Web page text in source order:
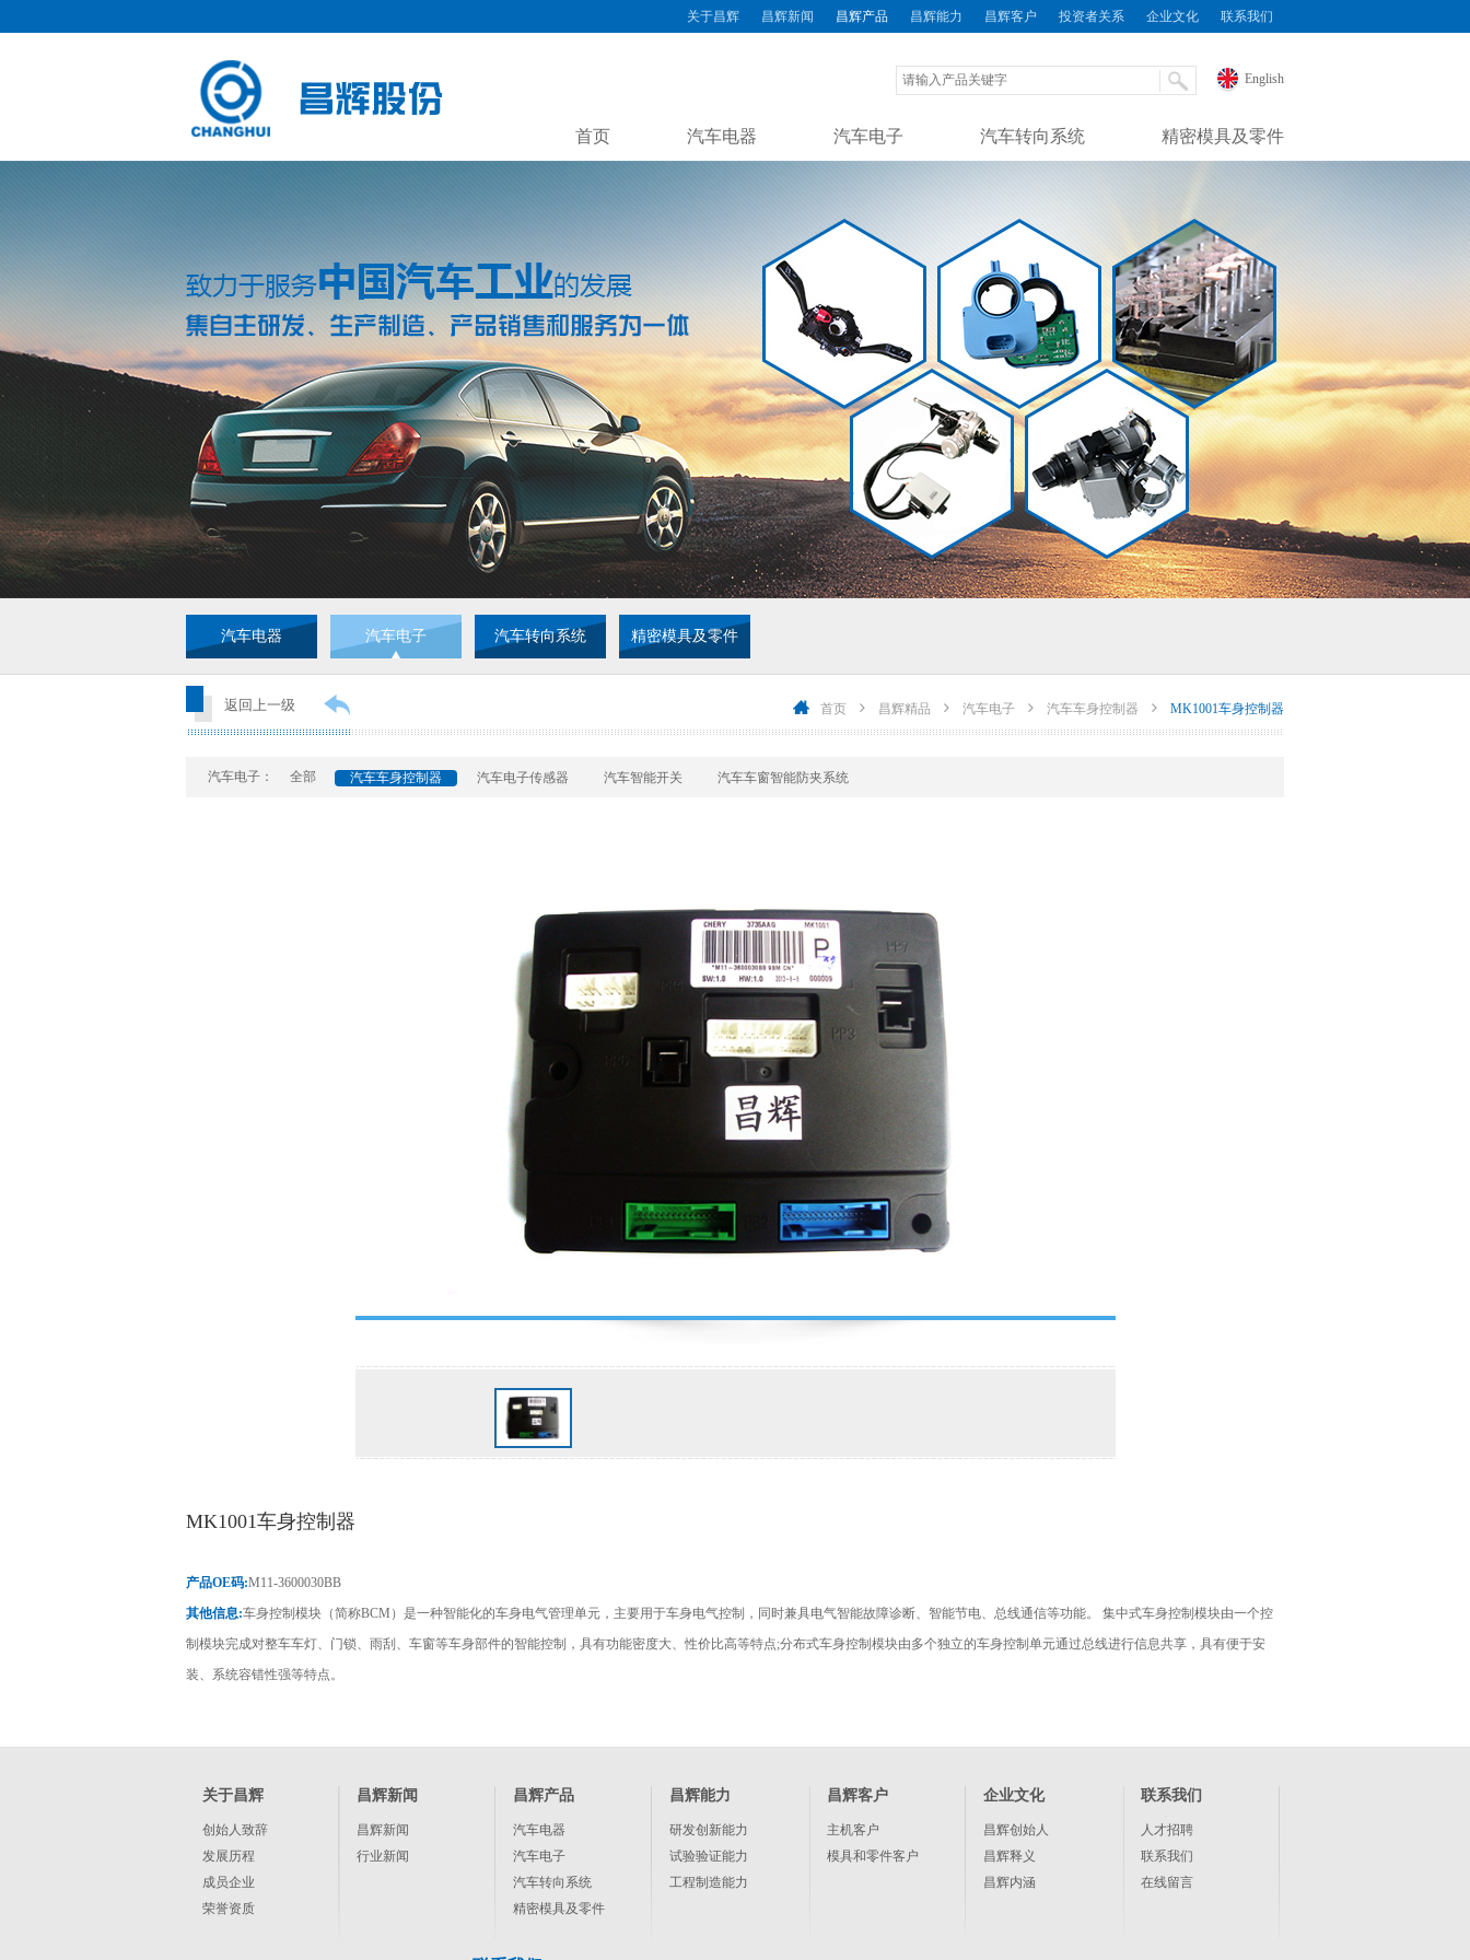
关于昌辉 昌辉新闻 昌辉产品 昌辉能力 昌辉客户 投资者关系 企业文化 联系我们
English
首页 汽车电器 汽车电子 汽车转向系统 精密模具及零件
汽车电器 汽车电子 汽车转向系统 精密模具及零件
返回上一级 首页 昌辉精品 汽车电子 汽车车身控制器 MK1001车身控制器
汽车电子： 全部 汽车车身控制器 汽车电子传感器 汽车智能开关 汽车车窗智能防夹系统
MK1001车身控制器
产品OE码:M11-3600030BB
其他信息:车身控制模块（简称BCM）是一种智能化的车身电气管理单元，主要用于车身电气控制，同时兼具电气智能故障诊断、智能节电、总线通信等功能。 集中式车身控制模块由一个控
制模块完成对整车车灯、门锁、雨刮、车窗等车身部件的智能控制，具有功能密度大、性价比高等特点;分布式车身控制模块由多个独立的车身控制单元通过总线进行信息共享，具有便于安
装、系统容错性强等特点。
关于昌辉
创始人致辞
发展历程
成员企业
荣誉资质
昌辉新闻
昌辉新闻
行业新闻
昌辉产品
汽车电器
汽车电子
汽车转向系统
精密模具及零件
昌辉能力
研发创新能力
试验验证能力
工程制造能力
昌辉客户
主机客户
模具和零件客户
企业文化
昌辉创始人
昌辉释义
昌辉内涵
联系我们
人才招聘
联系我们
在线留言